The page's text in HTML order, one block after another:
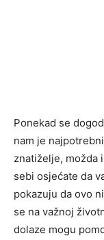
Ponekad se
nam je
znatiželje, možda
sebi osjećate da
pokazuju da ovo
se na važnoj
dolaze mogu